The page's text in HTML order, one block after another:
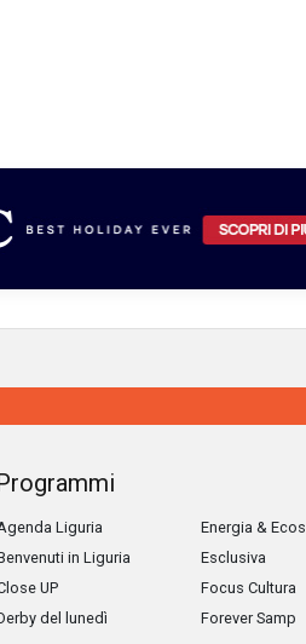
Liguria
in Liguria
UP
del lunedì
Energia &
Esclusiva
Focus Cultura
Forever Samp